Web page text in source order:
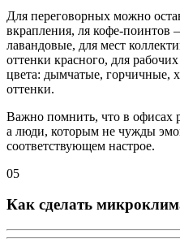
Для переговорных можно
вкрапления, ля кофе-поинтов
лавандовые, для мест
оттенки красного, для
цвета: дымчатые, горчичные,
оттенки.
Важно помнить, что в
а люди, которым не чужды
соответствующем настрое.
05
Как сделать